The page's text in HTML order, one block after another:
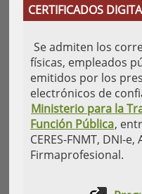
CERTIFICADOS
Se admiten los
físicas, empleados
emitidos por los
electrónicos de
Ministerio para la
Función Pública,
CERES-FNMT, DNI-
Firmaprofesional.